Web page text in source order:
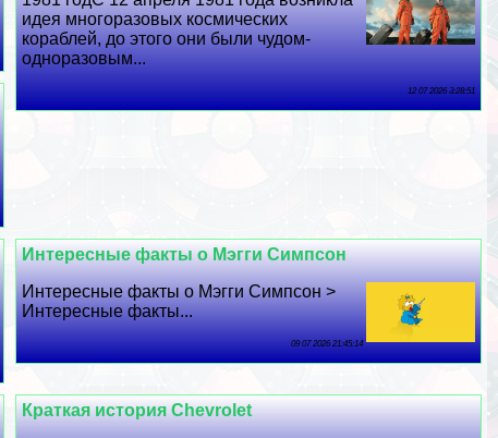
идея многоразовых космических
кораблей, до этого они были чудом-
одноразовым...
12 07 2026 3:28:51
Интересные факты о Мэгги Симпсон
Интересные факты о Мэгги Симпсон >
Интересные факты...
09 07 2026 21:45:14
Краткая история Chevrolet